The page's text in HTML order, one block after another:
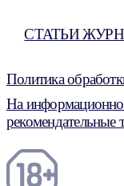
СТАТЬИ
Политика
На
рекомендательные